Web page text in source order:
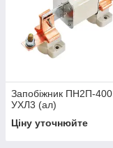
Запобіжник ПН2П-400
УХЛ3 (ал)
Ціну уточнюйте